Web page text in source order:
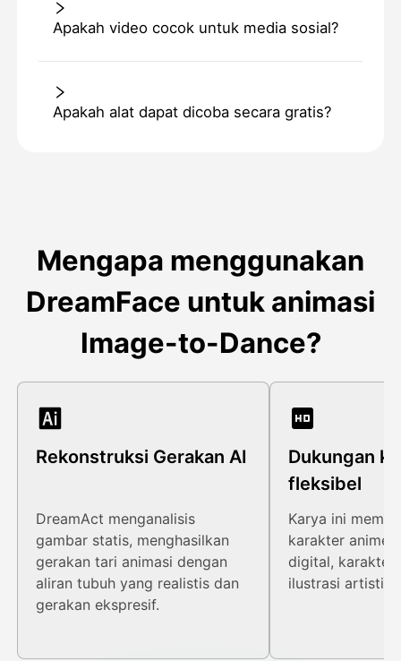
Apakah video cocok untuk media sosial?
Apakah alat dapat dicoba secara gratis?
Mengapa menggunakan
DreamFace untuk animasi
Image-to-Dance?
Rekonstruksi Gerakan AI
DreamAct menganalisis
gambar statis, menghasilkan
gerakan tari animasi dengan
aliran tubuh yang realistis dan
gerakan ekspresif.
Dukungan
fleksibel
Karya ini
karakter anime,
digital, karakter
ilustrasi artistik.